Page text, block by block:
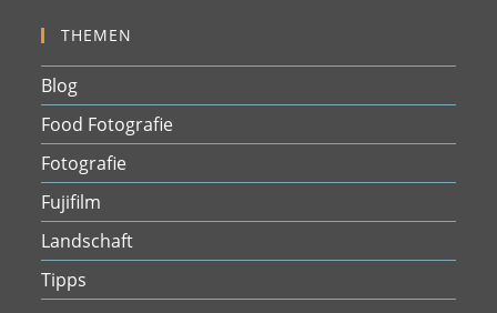
THEMEN
Blog
Food Fotografie
Fotografie
Fujifilm
Landschaft
Tipps